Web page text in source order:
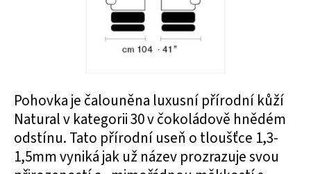
Pohovka je čalouněna luxusní přírodní kůží
Natural v kategorii 30 v čokoládově hnědém
odstínu. Tato přírodní useň o tloušťce 1,3-
1,5mm vyniká jak už název prozrazuje svou